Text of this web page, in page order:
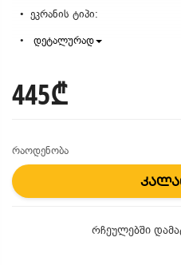
ეკრანის ტიპი:
დეტალურად
445₾
რაოდენობა
რჩეულებში